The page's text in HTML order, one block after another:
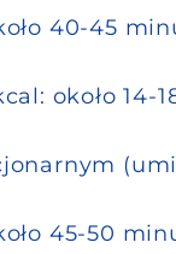
40-45
około 14-
45-50